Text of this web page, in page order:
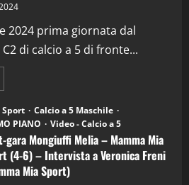
2024 prima giornata dal
di calcio a 5 di fronte...
Calcio a 5 Maschile
PIANO
Video - Calcio a 5
gara Mongiuffi Melia – Mamma Mia
(4-6) – Intervista a Veronica Freni
Mia Sport)
in Podcast: 29^ Puntata
28 Aprile 2026)
04/2026
in Podcast
in Podcast: 28^ Puntata
21 Aprile 2026)
04/2026